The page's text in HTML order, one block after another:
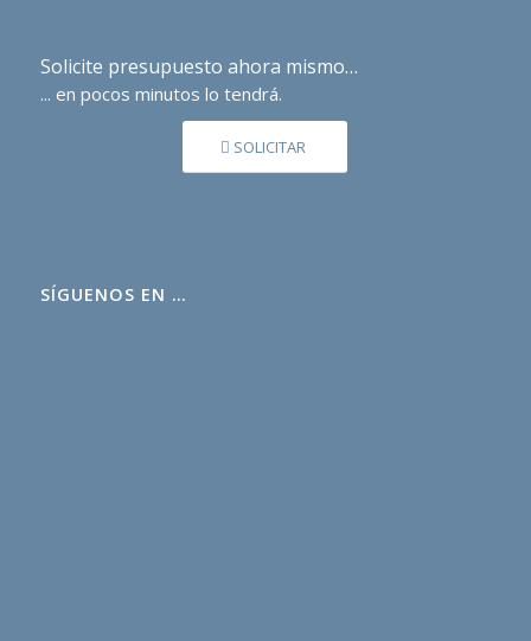
Solicite presupuesto ahora mismo…
... en pocos minutos lo tendrá.
SOLICITAR
SÍGUENOS EN …